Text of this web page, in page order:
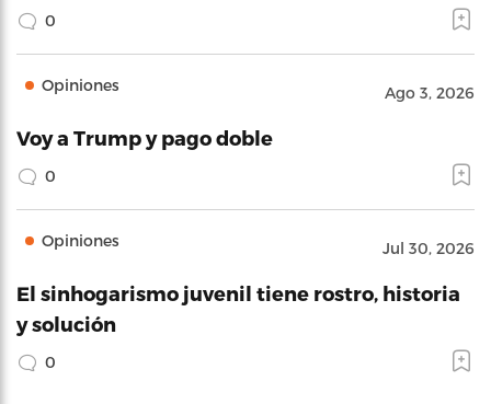
0
Opiniones Ago 3, 2026
Voy a Trump y pago doble
0
Opiniones Jul 30, 2026
El sinhogarismo juvenil tiene rostro, historia
y solución
0